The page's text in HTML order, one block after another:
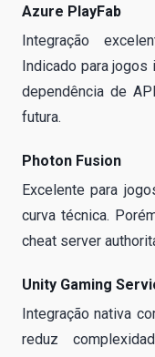
Azure PlayFab
Integração
Indicado para
dependência de
futura.
Photon Fusion
Excelente para
curva técnica.
cheat server
Unity Gaming
Integração nativa
reduz